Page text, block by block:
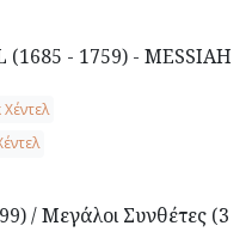
(1685 - 1759) - MESSIAH
/ Μεγάλοι Συνθέτες (3